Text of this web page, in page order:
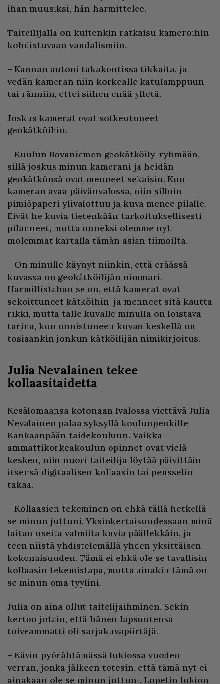
ihan muusiksi, hän harmittelee.
Taiteilijalla on kuitenkin ratkaisu kameroihin
kohdistuvaan vandalismiin.
– Kannan autoni takakontissa tikkaita, ja
vedän kameran niin korkealle katulamppuun
tai ränniin, ettei siihen enää ylletä.
Joskus kamerat ovat sotkeutuneet
geokätköihin.
– Kuulun Rovaniemen geokätköily-ryhmään,
sillä joskus minun kamerani ja heidän
geokätkönsä ovat menneet sekaisin. Kun
kameran avaa päivänvalossa, niin silloin
pimiöpaperi ylivalottuu ja kuva menee pilalle.
Eivät he kuvia tietenkään tarkoituksellisesti
pilanneet, mutta onneksi olemme nyt
molemmat kartalla tämän asian tiimoilta.
– On minulle käynyt niinkin, että eräässä
kuvassa on geokätköilijän nimmari.
Harmillistahan se on, että kamerat ovat
sekoittuneet kätköihin, ja menneet sitä kautta
rikki, mutta tälle kuvalle minulla on loistava
tarina, kun onnistuneen kuvan keskellä on
tosiaankin jonkun kätköilijän nimikirjoitus.
Julia Nevalainen tekee
kollaasitaidetta
Kesälomaansa kotonaan Ivalossa viettävä Julia
Nevalainen palaa syksyllä koulunpenkille
Kankaanpään taidekouluun. Vaikka
ammattikorkeakoulun opinnot ovat vielä
kesken, niin nuori taiteilija löytää päivittäin
itsensä digitaalisen kollaasin tai pensselin
takaa.
– Kollaasien tekeminen on ehkä tällä hetkellä
se minun juttuni. Yksinkertaisuudessaan minä
laitan useita valmiita kuvia päällekkäin, ja
teen niistä yhdistelemällä yhden yksittäisen
kokonaisuuden. Tämä ei ehkä ole se tavallisin
kollaasin tekemistapa, mutta ainakin tämä on
se minun oma tyylini.
Julia on aina ollut taitelijaihminen. Sekin
kertoo jotain, että hänen lapsuutensa
toiveammatti oli sarjakuvapiirtäjä.
– Kävin pyörähtämässä lukiossa vuoden
verran, jonka jälkeen totesin, että tämä nyt ei
ainakaan ole se minun juttuni. Lopetin lukion